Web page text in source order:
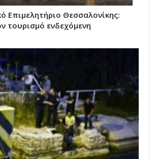
Επιμελητήριο Θεσσαλονίκης:
τουρισμό ενδεχόμενη